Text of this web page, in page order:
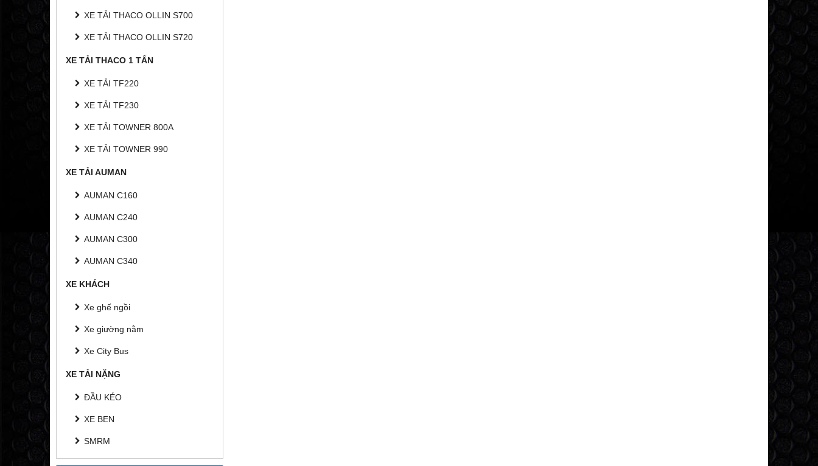
XE TẢI THACO OLLIN S700
XE TẢI THACO OLLIN S720
XE TẢI THACO 1 TẤN
XE TẢI TF220
XE TẢI TF230
XE TẢI TOWNER 800A
XE TẢI TOWNER 990
XE TẢI AUMAN
AUMAN C160
AUMAN C240
AUMAN C300
AUMAN C340
XE KHÁCH
Xe ghế ngồi
Xe giường nằm
Xe City Bus
XE TẢI NẶNG
ĐẦU KÉO
XE BEN
SMRM